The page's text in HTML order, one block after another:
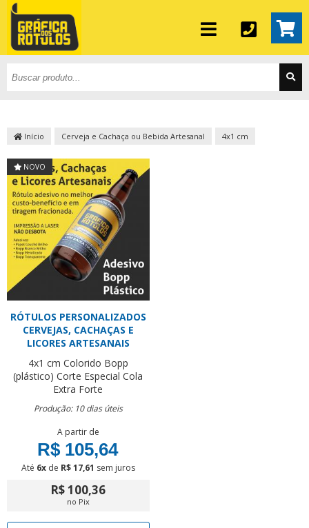
Início Cerveja e Cachaça ou Bebida Artesanal 4x1 cm
NOVO
RÓTULOS PERSONALIZADOS
CERVEJAS, CACHAÇAS E
LICORES ARTESANAIS
4x1 cm Colorido Bopp
(plástico) Corte Especial Cola
Extra Forte
Produção: 10 dias úteis
A partir de
R$ 105,64
Até 6xde R$ 17,61 sem juros
R$ 100,36
no Pix